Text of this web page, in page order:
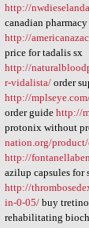
http://
canadian pharmacy
http://
price for tadalis sx
http://
r-vidalista/order
http://
order guide http://
protonix without
nation.org/
http://
azilup capsules for
http://
in-0-05/buy
rehabilitating